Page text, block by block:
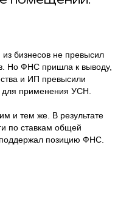
бизнесов не превысил
Но ФНС пришла к выводу,
и ИП превысили
применения УСН.
и тем же. В результате
по ставкам общей
позицию ФНС.